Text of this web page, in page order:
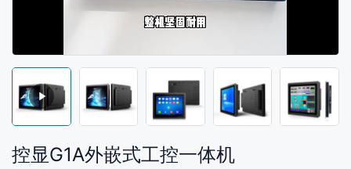
控显G1A外嵌式工控一体机